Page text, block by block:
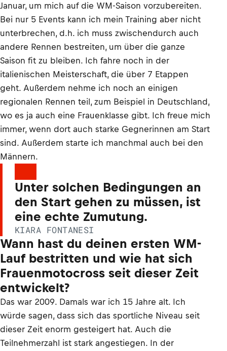
Januar, um mich auf die WM-Saison vorzubereiten.
Bei nur 5 Events kann ich mein Training aber nicht
unterbrechen, d.h. ich muss zwischendurch auch
andere Rennen bestreiten, um über die ganze
Saison fit zu bleiben. Ich fahre noch in der
italienischen Meisterschaft, die über 7 Etappen
geht. Außerdem nehme ich noch an einigen
regionalen Rennen teil, zum Beispiel in Deutschland,
wo es ja auch eine Frauenklasse gibt. Ich freue mich
immer, wenn dort auch starke Gegnerinnen am Start
sind. Außerdem starte ich manchmal auch bei den
Männern.
Unter solchen Bedingungen an
den Start gehen zu müssen, ist
eine echte Zumutung.
KIARA FONTANESI
Wann hast du deinen ersten WM-
Lauf bestritten und wie hat sich
Frauenmotocross seit dieser Zeit
entwickelt?
Das war 2009. Damals war ich 15 Jahre alt. Ich
würde sagen, dass sich das sportliche Niveau seit
dieser Zeit enorm gesteigert hat. Auch die
Teilnehmerzahl ist stark angestiegen. In der